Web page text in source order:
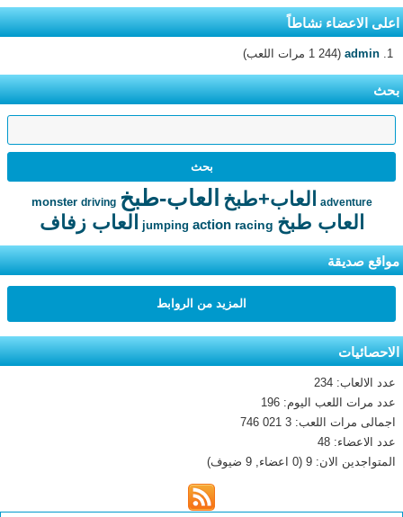
اعلى الاعضاء نشاطاً
admin (1 244 مرات اللعب)
بحث
adventure العاب+طبخ العاب-طبخ monster driving
العاب طبخ jumping action racing العاب زفاف
مواقع صديقة
المزيد من الروابط
الاحصائيات
عدد الالعاب: 234
عدد مرات اللعب اليوم: 196
اجمالى مرات اللعب: 3 021 746
عدد الاعضاء: 48
المتواجدين الان: 9 (0 اعضاء, 9 ضيوف)